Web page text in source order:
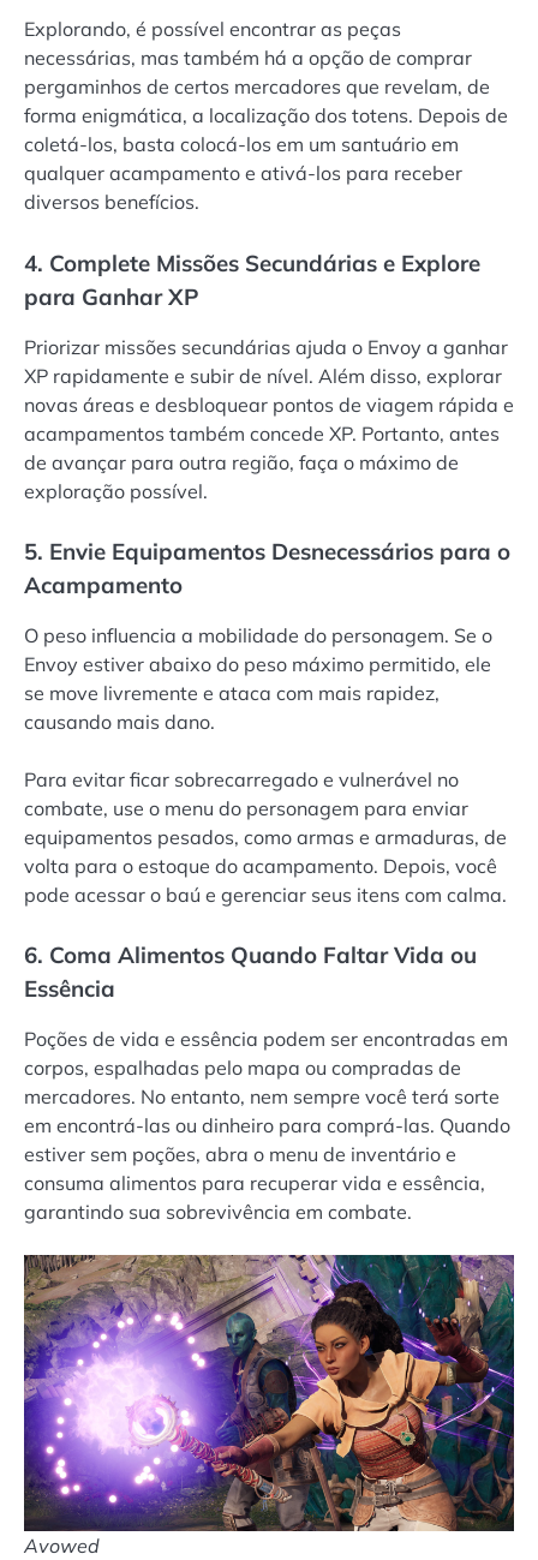
Explorando, é possível encontrar as peças
necessárias, mas também há a opção de comprar
pergaminhos de certos mercadores que revelam, de
forma enigmática, a localização dos totens. Depois de
coletá-los, basta colocá-los em um santuário em
qualquer acampamento e ativá-los para receber
diversos benefícios.
4. Complete Missões Secundárias e Explore
para Ganhar XP
Priorizar missões secundárias ajuda o Envoy a ganhar
XP rapidamente e subir de nível. Além disso, explorar
novas áreas e desbloquear pontos de viagem rápida e
acampamentos também concede XP. Portanto, antes
de avançar para outra região, faça o máximo de
exploração possível.
5. Envie Equipamentos Desnecessários para o
Acampamento
O peso influencia a mobilidade do personagem. Se o
Envoy estiver abaixo do peso máximo permitido, ele
se move livremente e ataca com mais rapidez,
causando mais dano.
Para evitar ficar sobrecarregado e vulnerável no
combate, use o menu do personagem para enviar
equipamentos pesados, como armas e armaduras, de
volta para o estoque do acampamento. Depois, você
pode acessar o baú e gerenciar seus itens com calma.
6. Coma Alimentos Quando Faltar Vida ou
Essência
Poções de vida e essência podem ser encontradas em
corpos, espalhadas pelo mapa ou compradas de
mercadores. No entanto, nem sempre você terá sorte
em encontrá-las ou dinheiro para comprá-las. Quando
estiver sem poções, abra o menu de inventário e
consuma alimentos para recuperar vida e essência,
garantindo sua sobrevivência em combate.
Avowed